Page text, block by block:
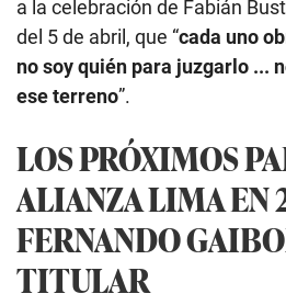
a la celebración de Fabián
del 5 de abril, que “cada uno
no soy quién para juzgarlo ...
ese terreno”.
LOS PRÓXIMOS
ALIANZA LIMA EN
FERNANDO
TITULAR